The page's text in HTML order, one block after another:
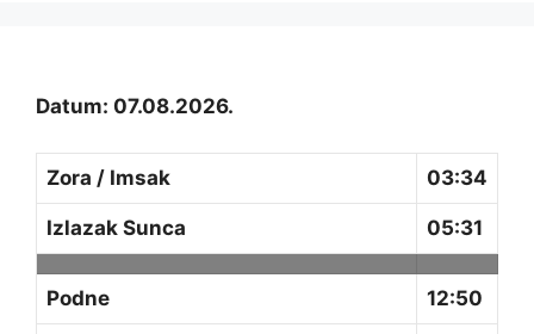
Datum: 07.08.2026.
Zora / Imsak 03:34
Izlazak Sunca 05:31
Podne 12:50